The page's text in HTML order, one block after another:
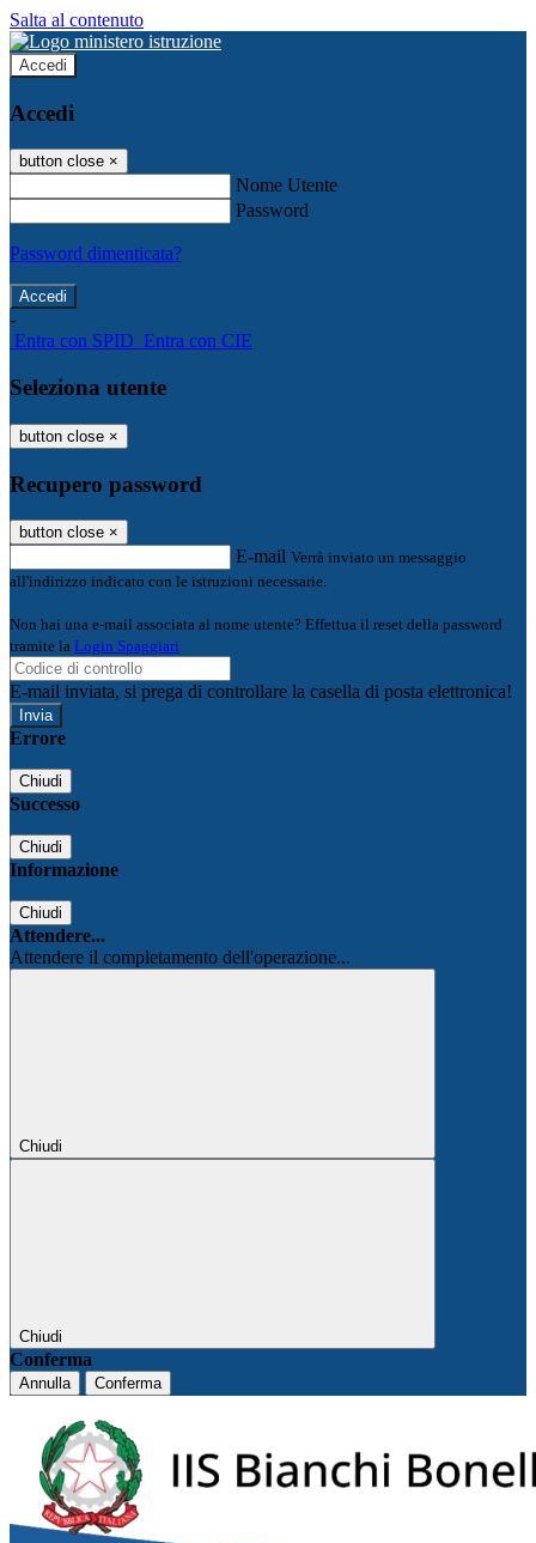
Salta al contenuto
Accedi
Accedi
button close ×
Nome Utente
Password
Password dimenticata?
-
Entra con SPID Entra con CIE
Seleziona utente
button close ×
Recupero password
button close ×
E-mail Verrà inviato un messaggio
all'indirizzo indicato con le istruzioni necessarie.
Non hai una e-mail associata al nome utente? Effettua il reset della password
tramite la Login Spaggiari
E-mail inviata, si prega di controllare la casella di posta elettronica!
Errore
Chiudi
Successo
Chiudi
Informazione
Chiudi
Attendere...
Attendere il completamento dell'operazione...
Chiudi
Chiudi
Conferma
Annulla Conferma